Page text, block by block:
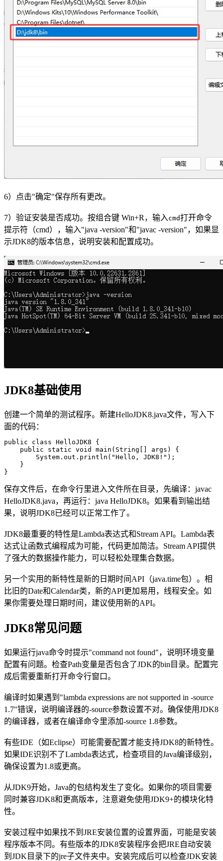
6）点击"确定"保存所有更改。
7）验证安装是否成功。按组合键 Win+R，输入 cmd打开命令
提示符（cmd），输入"java -version"和"javac -version"，如果显
示JDK8的版本信息，说明安装和配置成功。
JDK8基础使用
创建一个简单的测试程序。新建HelloJDK8.java文件，写入下
面的代码：
public class HelloJDK8 {
    public static void main(String[] args) {
        System.out.println("Hello, JDK8!");
    }
}
保存文件后，在命令行里进入文件所在目录，先编译：javac
HelloJDK8.java，再运行：java HelloJDK8。如果看到输出结
果，说明JDK8已经可以正常工作了。
JDK8最重要的特性是Lambda表达式和Stream API。Lambda表
达式让函数式编程成为可能，代码更加简洁。Stream API提供
了强大的数据操作能力，可以轻松处理集合数据。
另一个实用的新特性是新的日期时间API（java.time包）。相
比旧的Date和Calendar类，新的API更加易用，线程安全。如
果你需要处理日期时间，建议使用新的API。
JDK8常见问题
如果运行java命令时提示"command not found"，说明环境变量
配置有问题。检查Path变量是否包含了JDK的bin目录。配置完
成后需要重新打开命令行窗口。
编译时如果遇到"lambda expressions are not supported in -source
1.7"错误，说明编译器的-source参数设置不对。确保使用JDK8
的编译器，或者在编译命令里添加-source 1.8参数。
有些IDE（如Eclipse）可能需要配置才能支持JDK8的新特性。
如果IDE识别不了Lambda表达式，检查项目的Java编译级别，
确保设置为1.8或更高。
从JDK9开始，Java的包结构发生了变化。如果你的项目需要
同时兼容JDK8和更高版本，注意避免使用JDK9+的模块化特
性。
安装过程中如果找不到JRE安装位置的设置界面，可能是安装
程序版本不同。有些版本的JDK8安装程序会把JRE自动安装
到JDK目录下的jre子文件夹中。安装完成后可以检查JDK安装